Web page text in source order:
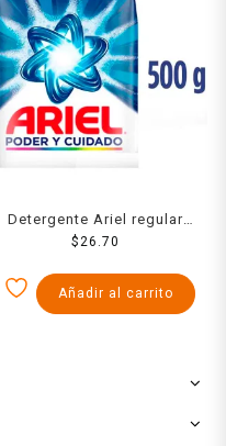
Detergente Ariel regular
poder y cuidado 500 g
$26.70
Añadir al carrito